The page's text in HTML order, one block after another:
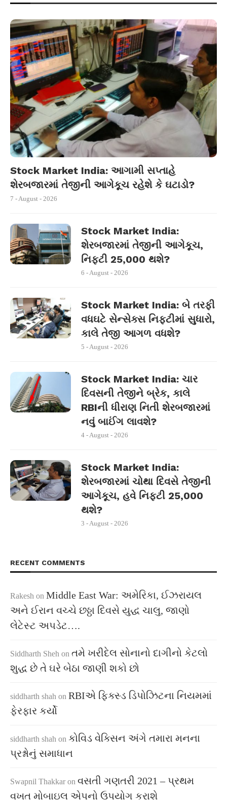
Stock Market India: આગામી સપ્તાહે
શેરબજારમાં તેજીની આગેકૂચ રહેશે કે ઘટાડો?
7 - August - 2026
Stock Market India:
શેરબજારમાં તેજીની આગેકૂચ,
નિફ્ટી 25,000 થશે?
6 - August - 2026
Stock Market India: બે તરફી
વધઘટે સેન્સેક્સ નિફ્ટીમાં સુધારો,
કાલે તેજી આગળ વધશે?
5 - August - 2026
Stock Market India: ચાર
દિવસની તેજીને બ્રેક, કાલે
RBIની ધીરાણ નિતી શેરબજારમાં
નવું બાઈંગ લાવશે?
4 - August - 2026
Stock Market India:
શેરબજારમાં ચોથા દિવસે તેજીની
આગેકૂચ, હવે નિફ્ટી 25,000
થશે?
3 - August - 2026
RECENT COMMENTS
Rakesh on Middle East War: અમેરિકા, ઈઝરાયલ
અને ઈરાન વચ્ચે છઠ્ઠા દિવસે યુદ્ધ ચાલુ, જાણો
લેટેસ્ટ અપડેટ….
Siddharth Sheh on તમે ખરીદેલ સોનાનો દાગીનો કેટલો
શુદ્ધ છે તે ઘરે બેઠા જાણી શકો છો
siddharth shah on RBIએ ફિક્સ્ડ ડિપોઝિટના નિયમમાં
ફેરફાર કર્યો
siddharth shah on કોવિડ વેક્સિન અંગે તમારા મનના
પ્રશ્નોનું સમાધાન
Swapnil Thakkar on વસતી ગણતરી 2021 – પ્રથમ
વખત મોબાઇલ એપનો ઉપયોગ કરાશે